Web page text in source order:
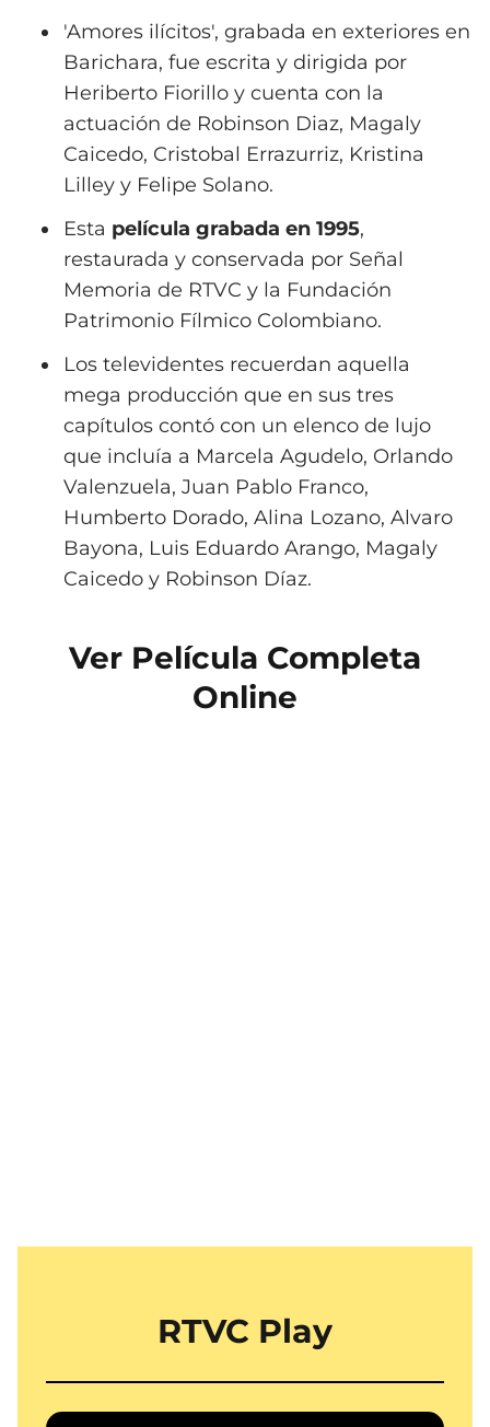
'Amores ilícitos', grabada en exteriores en
Barichara, fue escrita y dirigida por
Heriberto Fiorillo y cuenta con la
actuación de Robinson Diaz, Magaly
Caicedo, Cristobal Errazurriz, Kristina
Lilley y Felipe Solano.
Esta película grabada en 1995,
restaurada y conservada por Señal
Memoria de RTVC y la Fundación
Patrimonio Fílmico Colombiano.
Los televidentes recuerdan aquella
mega producción que en sus tres
capítulos contó con un elenco de lujo
que incluía a Marcela Agudelo, Orlando
Valenzuela, Juan Pablo Franco,
Humberto Dorado, Alina Lozano, Alvaro
Bayona, Luis Eduardo Arango, Magaly
Caicedo y Robinson Díaz.
Ver Película Completa
Online
RTVC Play